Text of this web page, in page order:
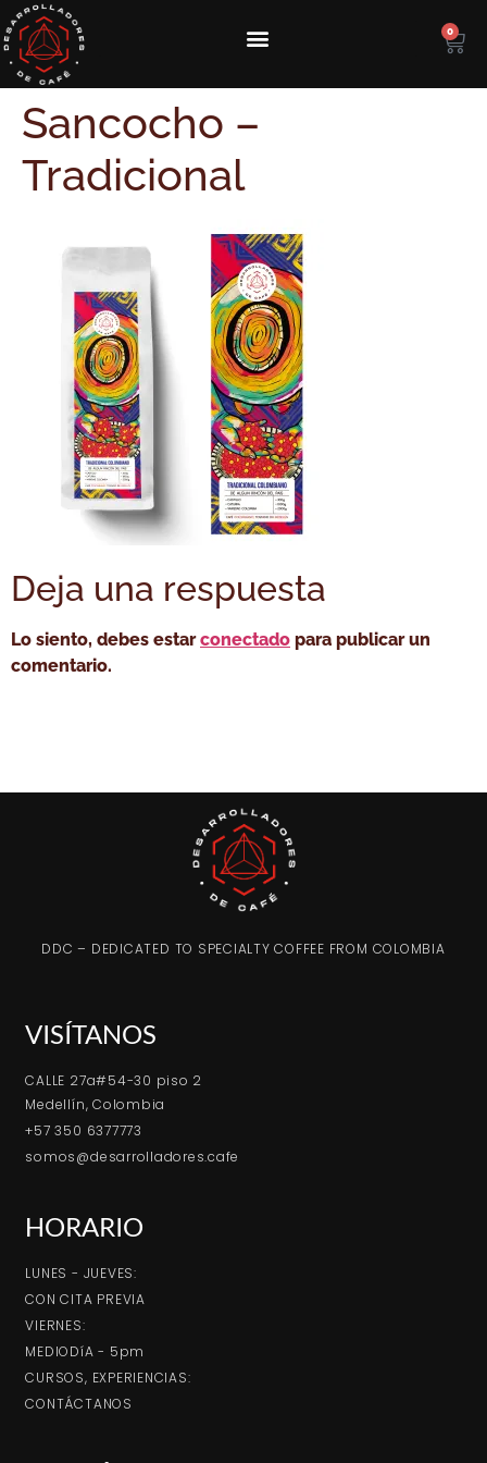
0
Sancocho –
Tradicional
Deja una respuesta
Lo siento, debes estarconectado para publicar un
comentario.
DDC – DEDICATED TO SPECIALTY COFFEE FROM COLOMBIA
VISÍTANOS
CALLE 27a#54-30 piso 2
Medellín, Colombia
+57 350 6377773
somos@desarrolladores.cafe
HORARIO
LUNES - JUEVES:
CON CITA PREVIA
VIERNES:
MEDIODíA - 5pm
CURSOS, EXPERIENCIAS:
CONTÁCTANOS